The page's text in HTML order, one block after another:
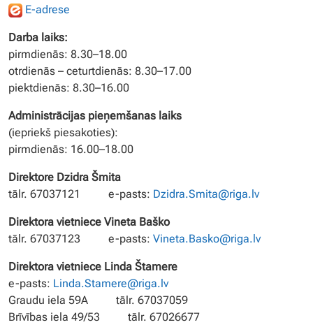
E-adrese
Darba laiks:
pirmdienās: 8.30–18.00
otrdienās – ceturtdienās: 8.30–17.00
piektdienās: 8.30–16.00
Administrācijas pieņemšanas laiks
(iepriekš piesakoties):
pirmdienās: 16.00–18.00
Direktore Dzidra Šmita
tālr. 67037121 e-pasts: Dzidra.Smita@riga.lv
Direktora vietniece Vineta Baško
tālr. 67037123 e-pasts: Vineta.Basko@riga.lv
Direktora vietniece Linda Štamere
e-pasts: Linda.Stamere@riga.lv
Graudu iela 59A tālr. 67037059
Brīvības iela 49/53 tālr. 67026677